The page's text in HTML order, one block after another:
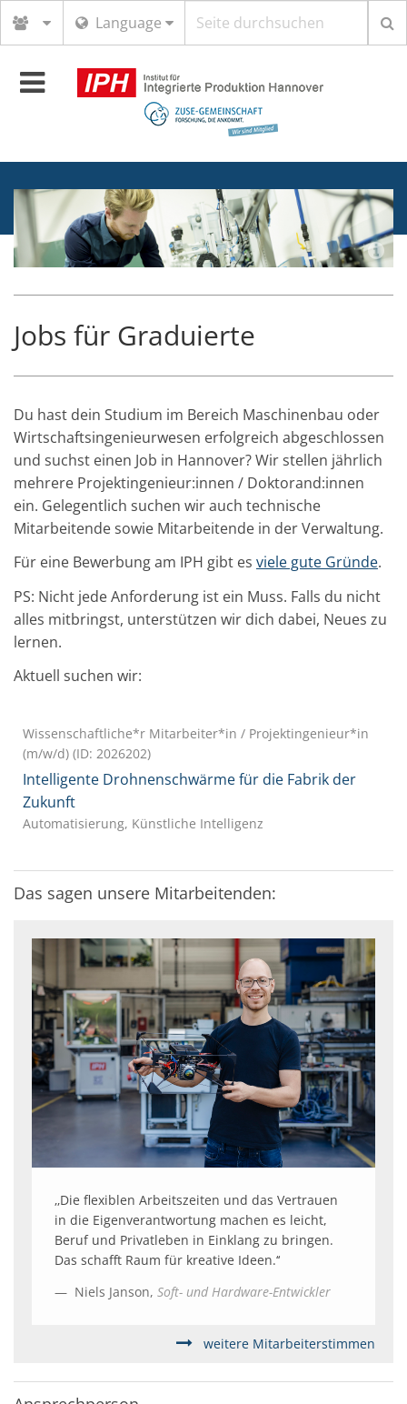
Language
Toggle
navigation
Jobs für Graduierte
Du hast dein Studium im Bereich Maschinenbau oder
Wirtschaftsingenieurwesen erfolgreich abgeschlossen
und suchst einen Job in Hannover? Wir stellen jährlich
mehrere Projektingenieur:innen / Doktorand:innen
ein. Gelegentlich suchen wir auch technische
Mitarbeitende sowie Mitarbeitende in der Verwaltung.
Für eine Bewerbung am IPH gibt es viele gute Gründe.
PS: Nicht jede Anforderung ist ein Muss. Falls du nicht
alles mitbringst, unterstützen wir dich dabei, Neues zu
lernen.
Aktuell suchen wir:
Wissenschaftliche*r Mitarbeiter*in / Projektingenieur*in
(m/w/d) (ID: 2026202)
Intelligente Drohnenschwärme für die Fabrik der
Zukunft
Automatisierung, Künstliche Intelligenz
Das sagen unsere Mitarbeitenden:
‚‚Die flexiblen Arbeitszeiten und das Vertrauen
in die Eigenverantwortung machen es leicht,
Beruf und Privatleben in Einklang zu bringen.
Das schafft Raum für kreative Ideen.‘‘
Niels Janson, Soft- und Hardware-Entwickler
weitere Mitarbeiterstimmen